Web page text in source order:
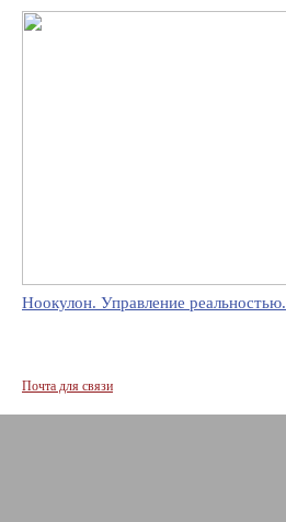
Ноокулон. Управление реальностью.
Почта для связи